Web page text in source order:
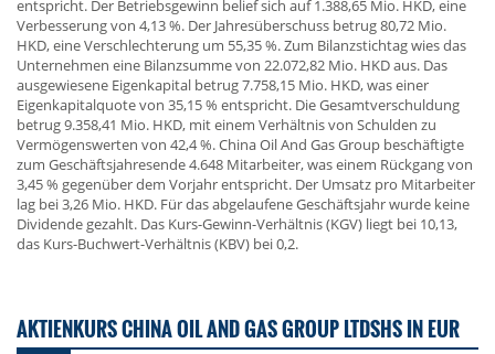
entspricht. Der Betriebsgewinn belief sich auf 1.388,65 Mio. HKD, eine
Verbesserung von 4,13 %. Der Jahresüberschuss betrug 80,72 Mio.
HKD, eine Verschlechterung um 55,35 %. Zum Bilanzstichtag wies das
Unternehmen eine Bilanzsumme von 22.072,82 Mio. HKD aus. Das
ausgewiesene Eigenkapital betrug 7.758,15 Mio. HKD, was einer
Eigenkapitalquote von 35,15 % entspricht. Die Gesamtverschuldung
betrug 9.358,41 Mio. HKD, mit einem Verhältnis von Schulden zu
Vermögenswerten von 42,4 %. China Oil And Gas Group beschäftigte
zum Geschäftsjahresende 4.648 Mitarbeiter, was einem Rückgang von
3,45 % gegenüber dem Vorjahr entspricht. Der Umsatz pro Mitarbeiter
lag bei 3,26 Mio. HKD. Für das abgelaufene Geschäftsjahr wurde keine
Dividende gezahlt. Das Kurs-Gewinn-Verhältnis (KGV) liegt bei 10,13,
das Kurs-Buchwert-Verhältnis (KBV) bei 0,2.
AKTIENKURS CHINA OIL AND GAS GROUP LTDSHS IN EUR